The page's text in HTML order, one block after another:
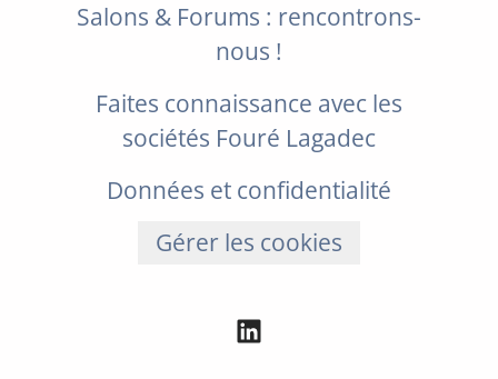
Salons & Forums : rencontrons-
nous !
Faites connaissance avec les
sociétés Fouré Lagadec
Données et confidentialité
Gérer les cookies